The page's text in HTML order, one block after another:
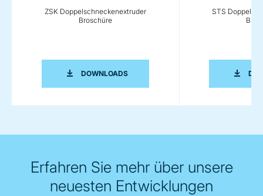
ZSK Doppelschneckenextruder
Broschüre
DOWNLOADSZSK DOPPELSCHNECKENEXTRUDER
STS
Erfahren Sie mehr über unsere
neuesten Entwicklungen